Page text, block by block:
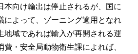
本向け輸出は停止されるが、国に
によって、ゾーニング適用となれ
地域であれば輸入が再開される運
・安全局動物衛生課によれば、